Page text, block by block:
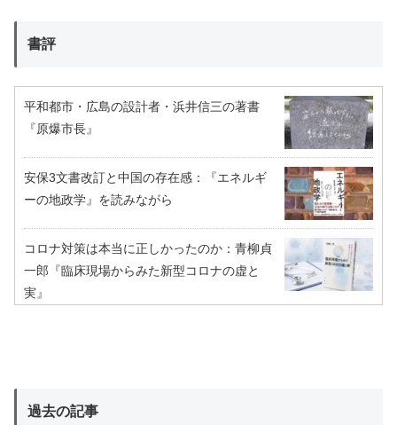
書評
平和都市・広島の設計者・浜井信三の著書
『原爆市長』
安保3文書改訂と中国の存在感：『エネルギ
ーの地政学』を読みながら
コロナ対策は本当に正しかったのか：青柳貞
一郎『臨床現場からみた新型コロナの虚と
実』
過去の記事